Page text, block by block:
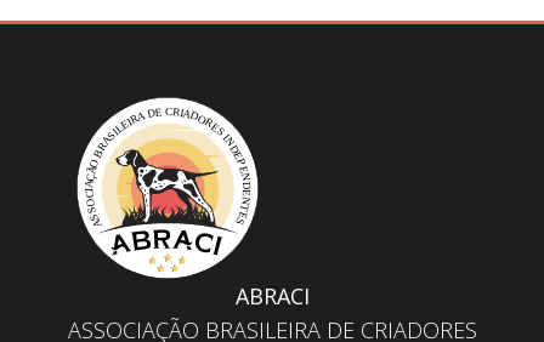
ABRACI
ASSOCIAÇÃO BRASILEIRA DE CRIADORES